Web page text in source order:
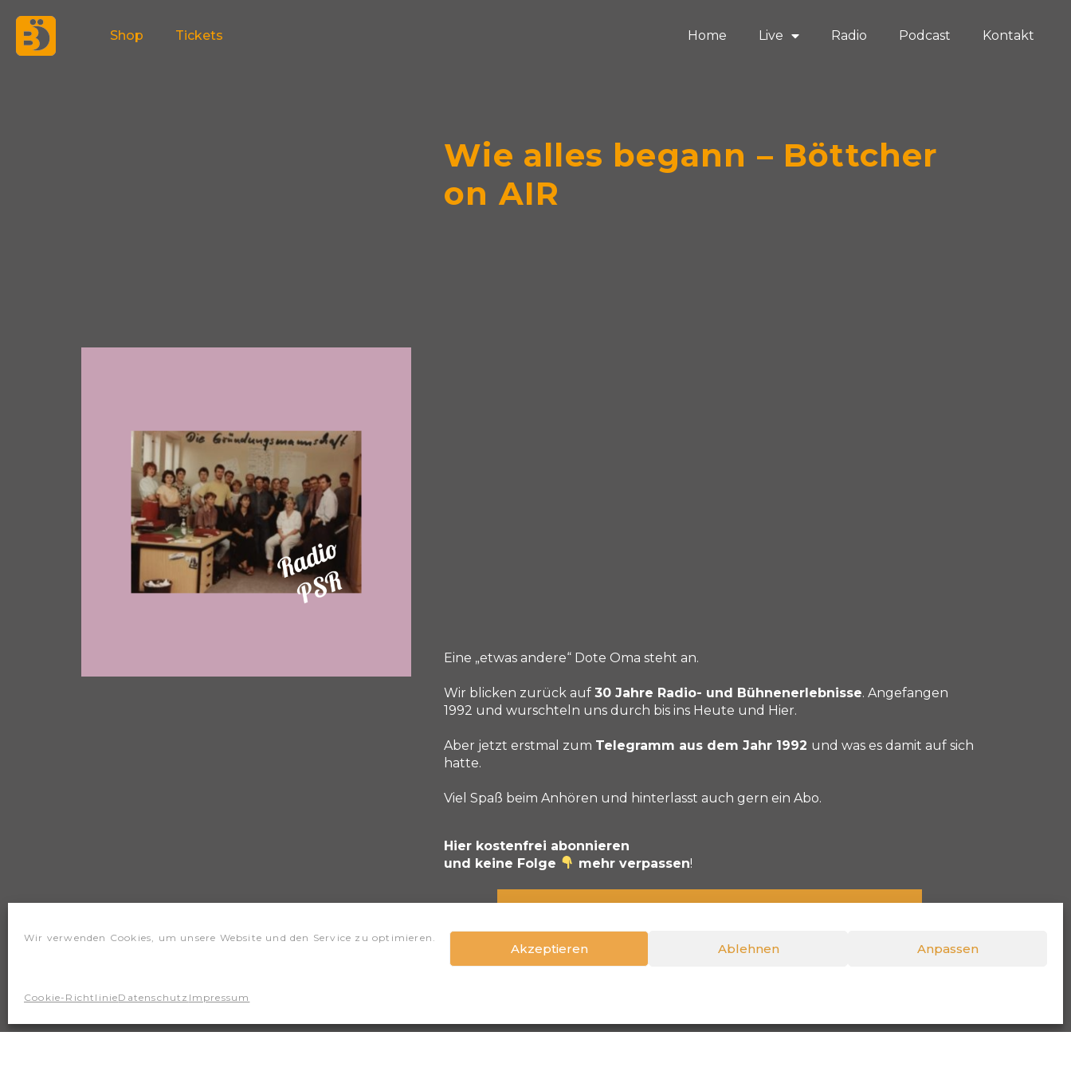
Wir verwenden Cookies, um unsere Website und den Service zu optimieren.
Akzeptieren Ablehnen Anpassen
Cookie-RichtlinieDatenschutz Impressum
Zum
Inhalt
Shop Tickets Home Live Radio Podcast Kontakt
Wie alles begann – Böttcher
on AIR
Eine „etwas andere“ Dote Oma steht an.
Wir blicken zurück auf30 Jahre Radio- und Bühnenerlebnisse. Angefangen
1992 und wurschteln uns durch bis ins Heute und Hier.
Aber jetzt erstmal zum Telegramm aus dem Jahr 1992 und was es damit auf sich
hatte.
Viel Spaß beim Anhören und hinterlasst auch gern ein Abo.
Hier kostenfrei abonnieren
und keine Folge
mehr verpassen!
Prev
„Böttcher schafft das!“ Das Wirtshaus im Spessart